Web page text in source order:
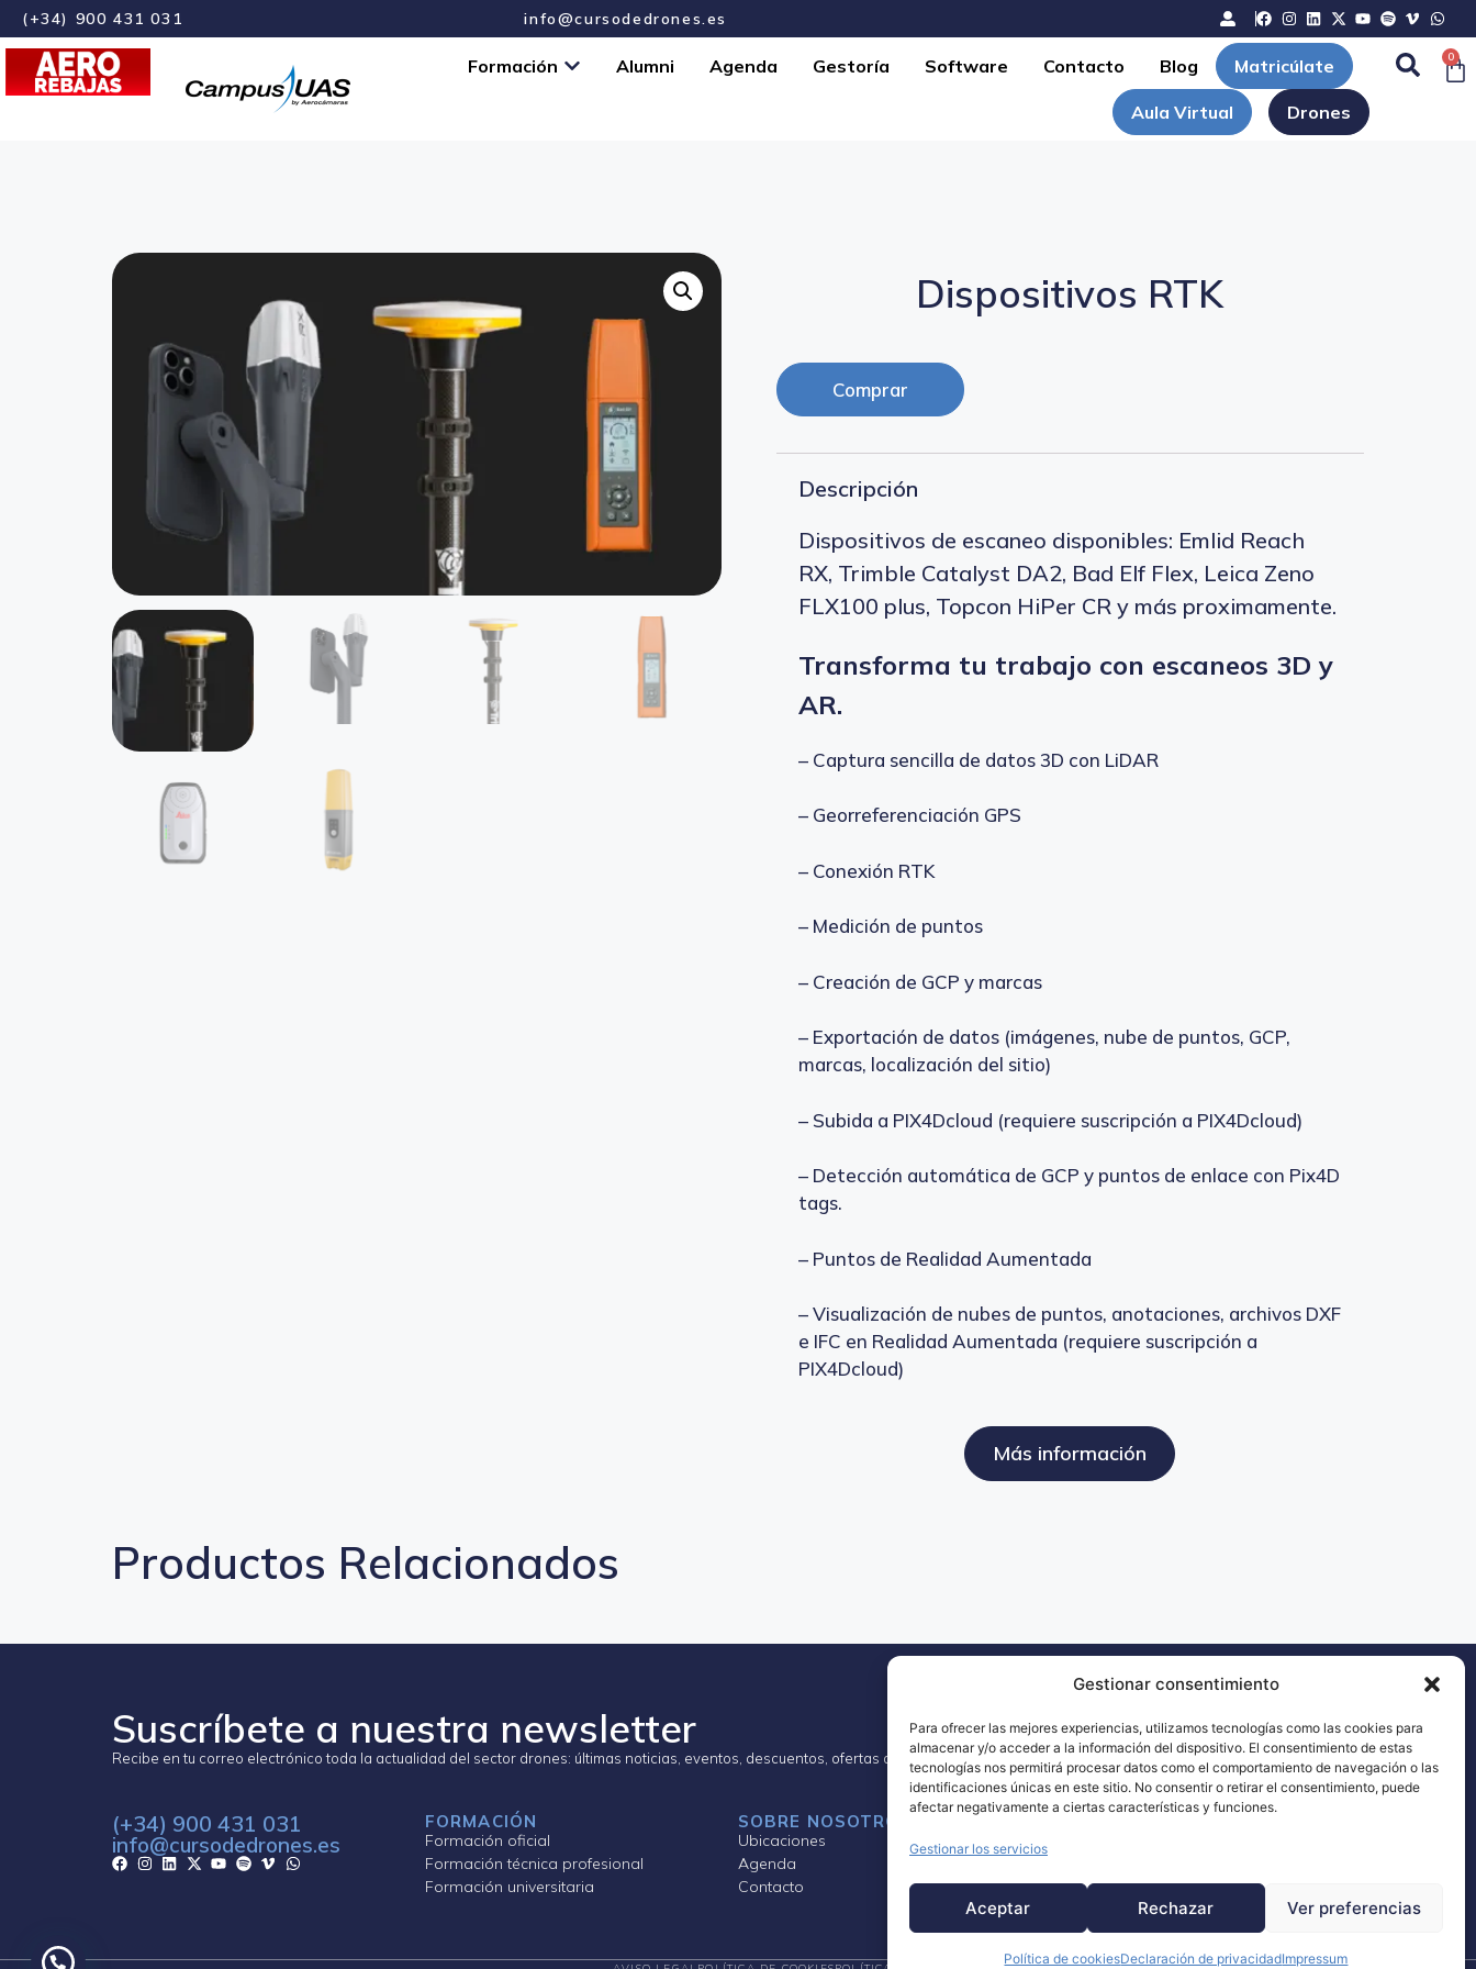
Gestionar consentimiento
Para ofrecer las mejores experiencias, utilizamos tecnologías como las cookies para
almacenar y/o acceder a la información del dispositivo. El consentimiento de estas
tecnologías nos permitirá procesar datos como el comportamiento de navegación o las
identificaciones únicas en este sitio. No consentir o retirar el consentimiento, puede
afectar negativamente a ciertas características y funciones.
Gestionar los servicios
Aceptar Rechazar Ver preferencias
Política de cookiesDeclaración de privacidadImpressum
(+34) 900 431 031 info@cursodedrones.es
Formación Alumni Agenda Gestoría Software Contacto Blog Matricúlate
Aula Virtual Drones
0
Dispositivos RTK
Comprar
Descripción
Dispositivos de escaneo disponibles: Emlid Reach
RX, Trimble Catalyst DA2, Bad Elf Flex, Leica Zeno
FLX100 plus, Topcon HiPer CR y más proximamente.
Transforma tu trabajo con escaneos 3D y
AR.
– Captura sencilla de datos 3D con LiDAR
– Georreferenciación GPS
– Conexión RTK
– Medición de puntos
– Creación de GCP y marcas
– Exportación de datos (imágenes, nube de puntos, GCP,
marcas, localización del sitio)
– Subida a PIX4Dcloud (requiere suscripción a PIX4Dcloud)
– Detección automática de GCP y puntos de enlace con Pix4D
tags.
– Puntos de Realidad Aumentada
– Visualización de nubes de puntos, anotaciones, archivos DXF
e IFC en Realidad Aumentada (requiere suscripción a
PIX4Dcloud)
Más información
Productos Relacionados
Suscríbete a nuestra newsletter
Recibe en tu correo electrónico toda la actualidad del sector drones: últimas noticias, eventos, descuentos, ofertas de empleo…
(+34) 900 431 031
info@cursodedrones.es
FORMACIÓN
Formación oficial
Formación técnica profesional
Formación universitaria
SOBRE NOSOTROS
Ubicaciones
Agenda
Contacto
OPERADORA DE DRONES AUTORIZADA Nº REG
(17758/RG 18245)